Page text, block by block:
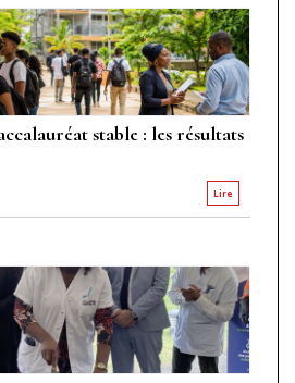
stable : les résultats
Lire